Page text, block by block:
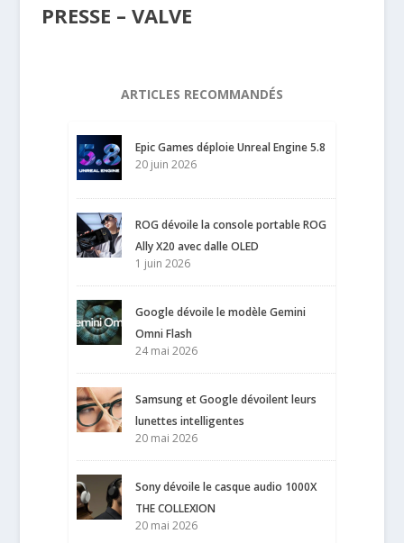
PRESSE – VALVE
ARTICLES RECOMMANDÉS
Epic Games déploie Unreal Engine 5.8
20 juin 2026
ROG dévoile la console portable ROG
Ally X20 avec dalle OLED
1 juin 2026
Google dévoile le modèle Gemini
Omni Flash
24 mai 2026
Samsung et Google dévoilent leurs
lunettes intelligentes
20 mai 2026
Sony dévoile le casque audio 1000X
THE COLLEXION
20 mai 2026